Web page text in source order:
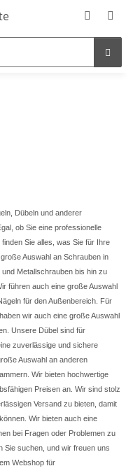
Dübeln und anderer
ob Sie eine professionelle
Sie alles, was Sie für Ihre
Auswahl an Schrauben in
Metallschrauben bis hin zu
führen auch eine große Auswahl
für den Außenbereich. Für
wir auch eine große Auswahl
Unsere Dübel sind für
zuverlässige und sichere
Auswahl an anderen
Wir bieten hochwertige
Preisen an. Wir sind stolz
Versand zu bieten, damit
Wir bieten auch eine
bei Fragen oder Problemen zu
Sie suchen, und wir freuen uns
Webshop für